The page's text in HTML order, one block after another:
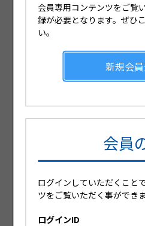
Web講演会や製品
が視聴可能です
日々の診療に役立つ
会員専用コンテンツをご覧
録が必要となります。ぜひ
い。
新規会
会員
ログインしていただくこと
ツをご覧いただく事ができま
ログインID